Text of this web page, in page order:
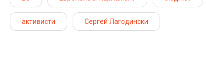
активисти Сергей Лагодински